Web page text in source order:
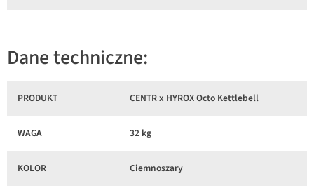
Dane techniczne:
PRODUKT CENTR x HYROX Octo Kettlebell
WAGA 32 kg
KOLOR Ciemnoszary